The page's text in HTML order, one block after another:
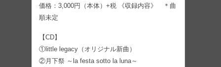
価格：3,000円（本体）+税 《収録内容》 ＊曲
順未定
【CD】
①little legacy（オリジナル新曲）
②月下祭 ～la festa sotto la luna～